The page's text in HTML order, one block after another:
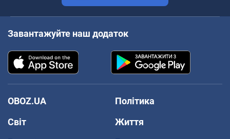
Завантажуйте наш додаток
OBOZ.UA
Політика
Світ
Життя